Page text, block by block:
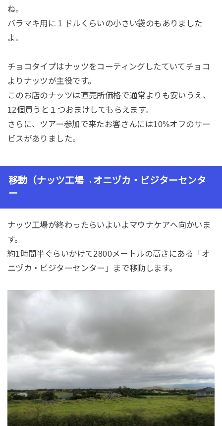
ね。
バラマキ用に１ドルくらいの小さい袋のもありました
よ。
チョコタイプはナッツをコーティングしたていてチョコ
よりナッツが主役です。
このお店のナッツは直売所価格で通常よりも安いうえ、
12個買うと１つおまけしてもらえます。
さらに、ツアー参加で来たお客さんには10%オフのサー
ビスがありました。
移動（ナッツ工場→オニヅカ・ビジターセンタ
ー
ナッツ工場が終わったらいよいよマウナケアへ向かいま
す。
約1時間半ぐらいかけて2800メートルの高さにある「オ
ニヅカ・ビジターセンター」まで移動します。